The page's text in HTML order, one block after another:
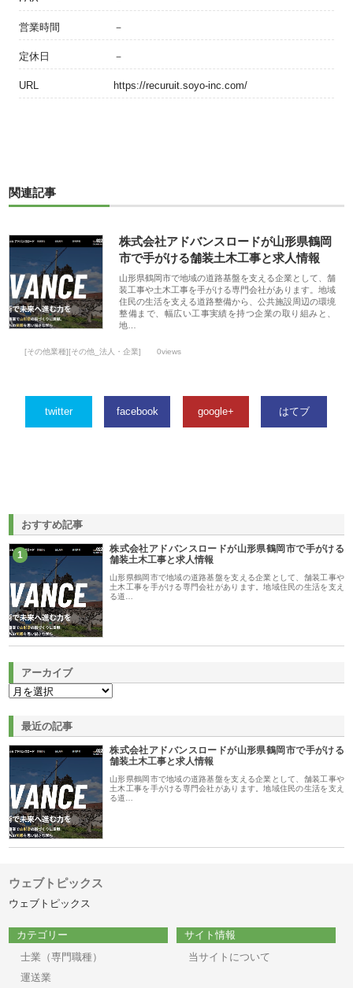
営業時間 －
定休日 －
URL https://recuruit.soyo-inc.com/
関連記事
株式会社アドバンスロードが山形県鶴岡
市で手がける舗装土木工事と求人情報
山形県鶴岡市で地域の道路基盤を支える企業として、舗
装工事や土木工事を手がける専門会社があります。地域
住民の生活を支える道路整備から、公共施設周辺の環境
整備まで、幅広い工事実績を持つ企業の取り組みと、
地…
[その他業種][その他_法人・企業] 0views
twitter facebook google+ はてブ
おすすめ記事
1
株式会社アドバンスロードが山形県鶴岡市で手がける
舗装土木工事と求人情報
山形県鶴岡市で地域の道路基盤を支える企業として、舗装工事や
土木工事を手がける専門会社があります。地域住民の生活を支え
る道…
アーカイブ
最近の記事
株式会社アドバンスロードが山形県鶴岡市で手がける
舗装土木工事と求人情報
山形県鶴岡市で地域の道路基盤を支える企業として、舗装工事や
土木工事を手がける専門会社があります。地域住民の生活を支え
る道…
ウェブトピックス
ウェブトピックス
カテゴリー
士業（専門職種）
運送業
サイト情報
当サイトについて